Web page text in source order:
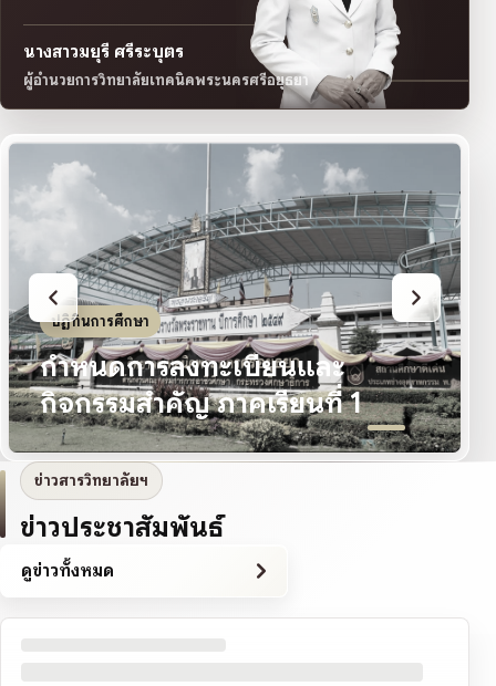
นางสาวมยุรี ศรีระบุตร
ผู้อำนวยการวิทยาลัยเทคนิคพระนครศรีอยุธยา
ปฏิทินการศึกษา
กำหนดการลงทะเบียนและ
กิจกรรมสำคัญ ภาคเรียนที่ 1
ข่าวสารวิทยาลัยฯ
ข่าวประชาสัมพันธ์
ดูข่าวทั้งหมด